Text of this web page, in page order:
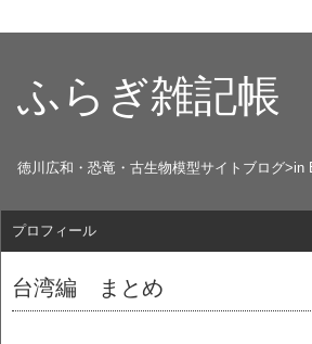
ふらぎ雑記帳
徳川広和・恐竜・古生物模型サイトブログ
プロフィール
台湾編 まとめ